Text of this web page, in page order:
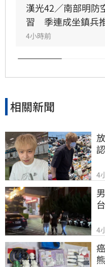
力。
漢光42／南部明防
習　季連成坐鎮兵
4小時前
相關新聞
4
4